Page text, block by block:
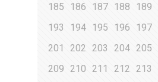
185
186 187 188 189
193
194 195 196 197
201
202 203 204 205
209 210 211 212 213